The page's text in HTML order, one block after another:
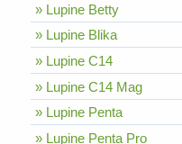
» Lupine Betty
» Lupine Blika
» Lupine C14
» Lupine C14 Mag
» Lupine Penta
» Lupine Penta Pro